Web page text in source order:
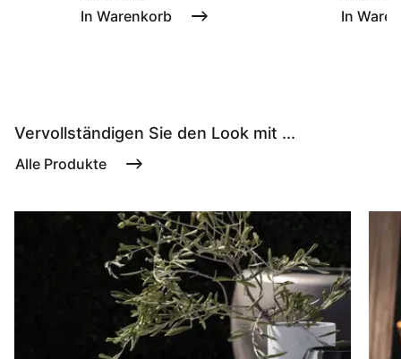
In Warenkorb In
Vervollständigen Sie den Look mit ...
Alle Produkte